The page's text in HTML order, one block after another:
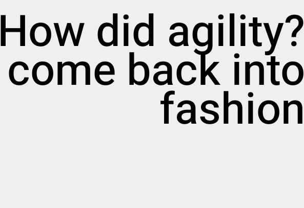
?How did agility
come back into
fashion